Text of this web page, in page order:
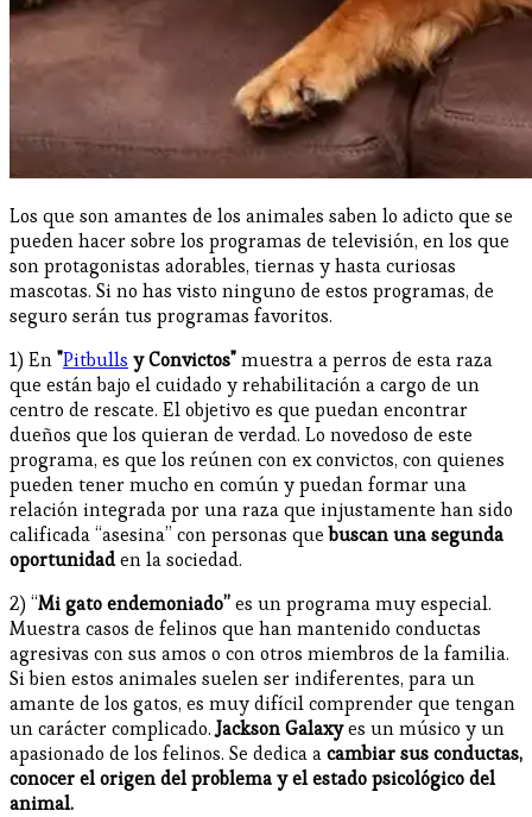
Los que son amantes de los animales saben lo adicto que se
pueden hacer sobre los programas de televisión, en los que
son protagonistas adorables, tiernas y hasta curiosas
mascotas. Si no has visto ninguno de estos programas, de
seguro serán tus programas favoritos.
1) En"Pitbulls y Convictos"muestra a perros de esta raza
que están bajo el cuidado y rehabilitación a cargo de un
centro de rescate. El objetivo es que puedan encontrar
dueños que los quieran de verdad. Lo novedoso de este
programa, es que los reúnen con ex convictos, con quienes
pueden tener mucho en común y puedan formar una
relación integrada por una raza que injustamente han sido
calificada “asesina” con personas quebuscan una segunda
oportunidaden la sociedad.
2) “Mi gato endemoniado”es un programa muy especial.
Muestra casos de felinos que han mantenido conductas
agresivas con sus amos o con otros miembros de la familia.
Si bien estos animales suelen ser indiferentes, para un
amante de los gatos, es muy difícil comprender que tengan
un carácter complicado.Jackson Galaxyes un músico y un
apasionado de los felinos. Se dedica acambiar sus conductas,
conocer el origen del problema y el estado psicológico del
animal.